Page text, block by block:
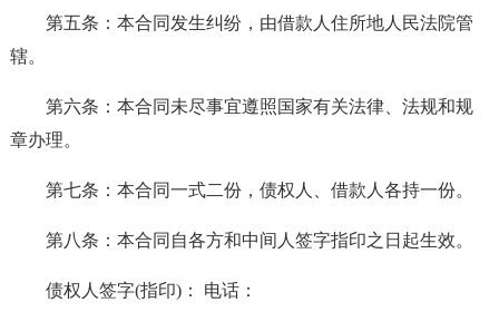
第五条：本合同发生纠纷，由借款人住所地人民法院管
辖。
第六条：本合同未尽事宜遵照国家有关法律、法规和规
章办理。
第七条：本合同一式二份，债权人、借款人各持一份。
第八条：本合同自各方和中间人签字指印之日起生效。
债权人签字(指印)： 电话：